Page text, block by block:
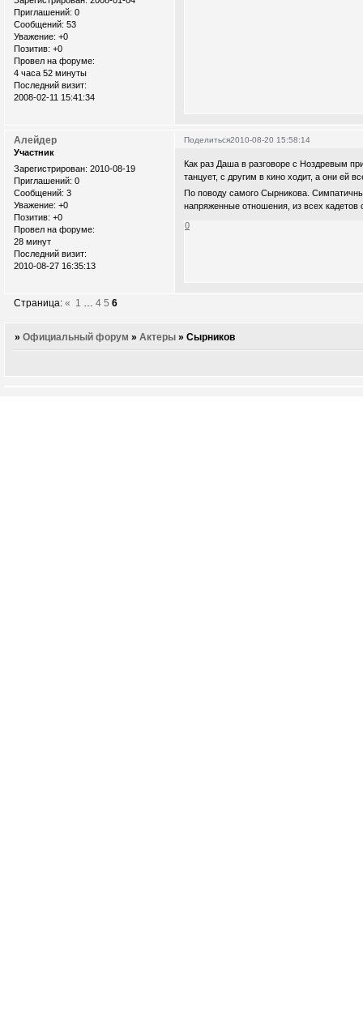
Приглашений: 0
Сообщений: 53
Уважение: +0
Позитив: +0
Провел на форуме:
4 часа 52 минуты
Последний визит:
2008-02-11 15:41:34
Поделиться2010-08-20 15:58:14
Алейдер
Участник
Зарегистрирован: 2010-08-19
Приглашений: 0
Сообщений: 3
Уважение: +0
Позитив: +0
Провел на форуме:
28 минут
Последний визит:
2010-08-27 16:35:13
Как раз Даша в разговоре с Ноздревым
танцует, с другим в кино ходит, а они ей
По поводу самого Сырникова.
напряженные отношения, из всех
0
Страница:« 1 … 4 5 6
»Официальный форум »Актеры »Сырников